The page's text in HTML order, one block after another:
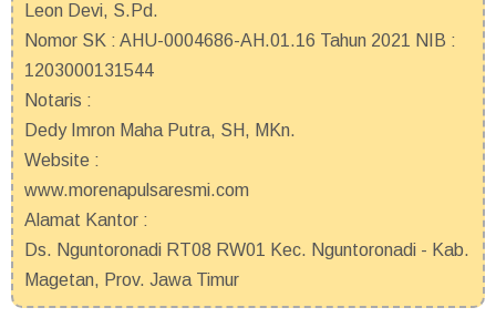
Leon Devi, S.Pd.
Nomor SK : AHU-0004686-AH.01.16 Tahun 2021 NIB :
1203000131544
Notaris :
Dedy Imron Maha Putra, SH, MKn.
Website :
www.morenapulsaresmi.com
Alamat Kantor :
Ds. Nguntoronadi RT08 RW01 Kec. Nguntoronadi - Kab.
Magetan, Prov. Jawa Timur